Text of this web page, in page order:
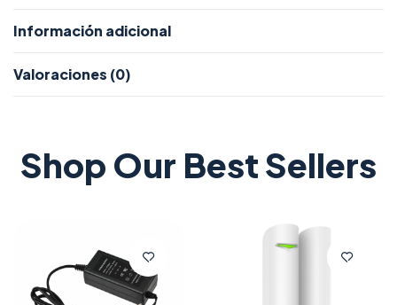
Información adicional
Valoraciones (0)
Shop Our Best Sellers